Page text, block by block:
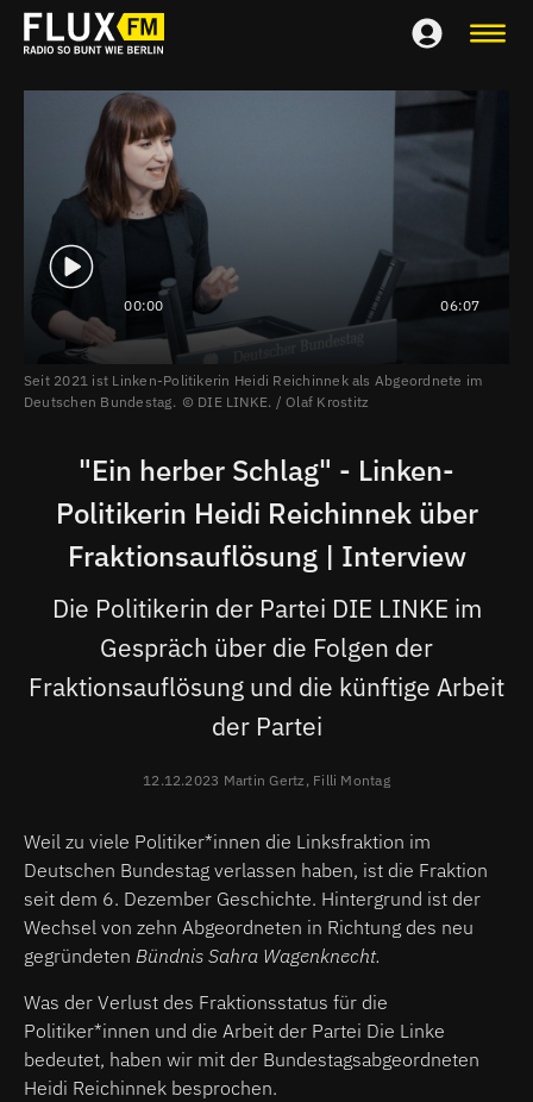
00:00 06:07
Seit 2021 ist Linken-Politikerin Heidi Reichinnek als Abgeordnete im
Deutschen Bundestag.
DIE LINKE. / Olaf Krostitz
"Ein herber Schlag" - Linken-
Politikerin Heidi Reichinnek über
Fraktionsauflösung | Interview
Die Politikerin der Partei DIE LINKE im
Gespräch über die Folgen der
Fraktionsauflösung und die künftige Arbeit
der Partei
12.12.2023 Martin Gertz, Filli Montag
Weil zu viele Politiker*innen die Linksfraktion im
Deutschen Bundestag verlassen haben, ist die Fraktion
seit dem 6. Dezember Geschichte. Hintergrund ist der
Wechsel von zehn Abgeordneten in Richtung des neu
gegründeten Bündnis Sahra Wagenknecht.
Was der Verlust des Fraktionsstatus für die
Politiker*innen und die Arbeit der Partei Die Linke
bedeutet, haben wir mit der Bundestagsabgeordneten
Heidi Reichinnek besprochen.